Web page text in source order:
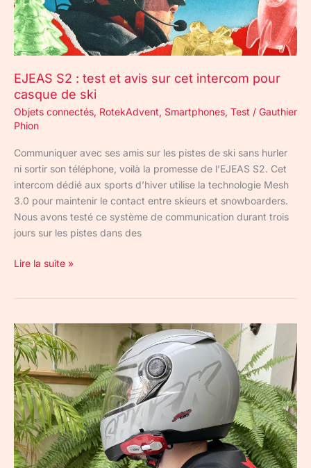
EJEAS S2 : test et avis sur cet intercom pour
casque de ski
Objets connectés, RotekAdvent, Smartphones, Test / Gauthier
Phion
Communiquer avec ses amis sur les pistes de ski sans hurler
ni sortir son téléphone, voilà la promesse de l’EJEAS S2. Cet
intercom dédié aux sports d’hiver utilise la technologie Mesh
3.0 pour maintenir le contact entre skieurs et snowboarders.
Nous avons testé ce système de communication durant trois
jours sur les pistes dans des
cet
intercom
pour
de
ski
Lire la suite »
EJEAS
X10
Phantom
:
test
de
l’intercom
moto
Mesh